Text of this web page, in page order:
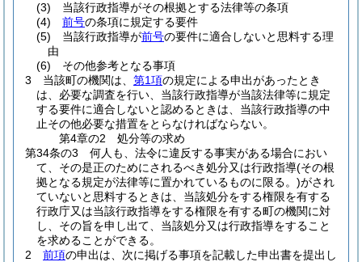
(3)
当該行政指導がその根拠とする法律等の条項
(4)
前号の条項に規定する要件
(5)
当該行政指導が前号の要件に適合しないと思料する理
由
(6)
その他参考となる事項
3
当該町の機関は、 第1項の規定による申出があったとき
は、必要な調査を行い、当該行政指導が当該法律等に規定
する要件に適合しないと認めるときは、当該行政指導の中
止その他必要な措置をとらなければならない。
第4章の2
処分等の求め
第34条の3
何人も、法令に違反する事実がある場合におい
て、その是正のためにされるべき処分又は行政指導(その根
拠となる規定が法律等に置かれているものに限る。)がされ
ていないと思料するときは、当該処分をする権限を有する
行政庁又は当該行政指導をする権限を有する町の機関に対
し、その旨を申し出て、当該処分又は行政指導をすること
を求めることができる。
2
前項の申出は、次に掲げる事項を記載した申出書を提出し